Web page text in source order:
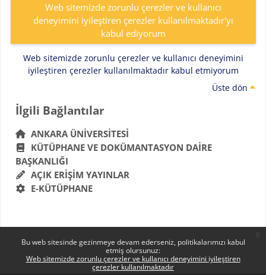
Bu web sitesinde gezinmeye devam ederseniz, politikalarımızı kabul
etmiş olursunuz:
Web sitemizde zorunlu çerezler ve kullanıcı deneyimini iyileştiren
çerezler kullanılmaktadır
Web sitemizde zorunlu çerezler ve kullanıcı
deneyimini iyileştiren çerezler kullanılmaktadır'yı
kabul ediyorum
Web sitemizde zorunlu çerezler ve kullanıcı deneyimini
iyileştiren çerezler kullanılmaktadır kabul etmiyorum
Üste dön
Bloklar
İlgili Bağlantılar 'yı atla
İlgili Bağlantılar
ANKARA ÜNIVERSITESI
KÜTÜPHANE VE DOKÜMANTASYON DAIRE
BAŞKANLIĞI
AÇIK ERIŞIM YAYINLAR
E-KÜTÜPHANE